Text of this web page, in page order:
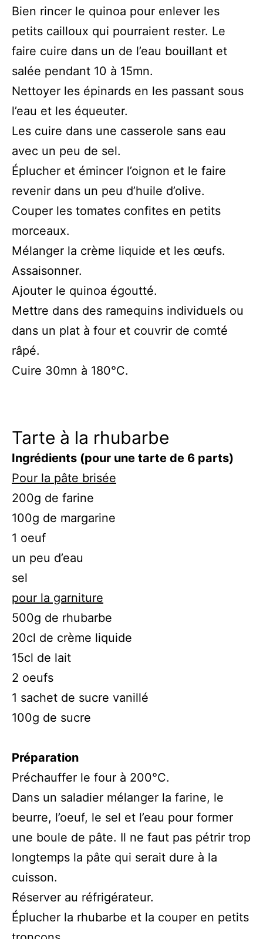
Bien rincer le quinoa pour enlever les
petits cailloux qui pourraient rester. Le
faire cuire dans un de l’eau bouillant et
salée pendant 10 à 15mn.
Nettoyer les épinards en les passant sous
l’eau et les équeuter.
Les cuire dans une casserole sans eau
avec un peu de sel.
Éplucher et émincer l’oignon et le faire
revenir dans un peu d’huile d’olive.
Couper les tomates confites en petits
morceaux.
Mélanger la crème liquide et les œufs.
Assaisonner.
Ajouter le quinoa égoutté.
Mettre dans des ramequins individuels ou
dans un plat à four et couvrir de comté
râpé.
Cuire 30mn à 180°C.
Tarte à la rhubarbe
Ingrédients (pour une tarte de 6 parts)
Pour la pâte brisée
200g de farine
100g de margarine
1 oeuf
un peu d’eau
sel
pour la garniture
500g de rhubarbe
20cl de crème liquide
15cl de lait
2 oeufs
1 sachet de sucre vanillé
100g de sucre
Préparation
Préchauffer le four à 200°C.
Dans un saladier mélanger la farine, le
beurre, l’oeuf, le sel et l’eau pour former
une boule de pâte. Il ne faut pas pétrir trop
longtemps la pâte qui serait dure à la
cuisson.
Réserver au réfrigérateur.
Éplucher la rhubarbe et la couper en petits